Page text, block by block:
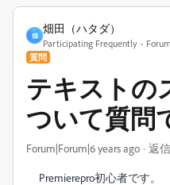
畑
畑田（ハタダ）
Participating Frequently
質問
テキストの
ついて質問
Forum|Forum|6 years ago 返
Premierepro初心者です。